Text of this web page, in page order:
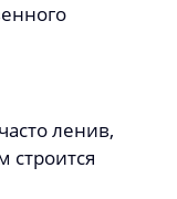
ленив,
строится